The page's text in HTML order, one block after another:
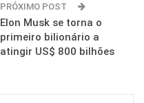
PRÓXIMO POST
Elon Musk se torna o
primeiro bilionário a
atingir US$ 800 bilhões